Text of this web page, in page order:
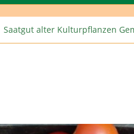
Saatgut alter Kulturpflanzen